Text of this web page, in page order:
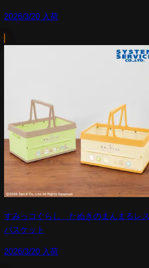
2026/3/20 入荷
すみっコぐらし たぬきのまんまるレ
バスケット
2026/3/20 入荷